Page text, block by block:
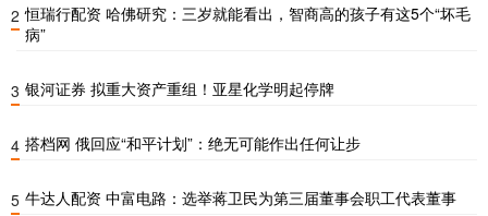
2 恒瑞行配资 哈佛研究：三岁就能看出，智商高的孩子有这5个“坏毛
病”
3 银河证券 拟重大资产重组！亚星化学明起停牌
4 搭档网 俄回应“和平计划”：绝无可能作出任何让步
5 牛达人配资 中富电路：选举蒋卫民为第三届董事会职工代表董事